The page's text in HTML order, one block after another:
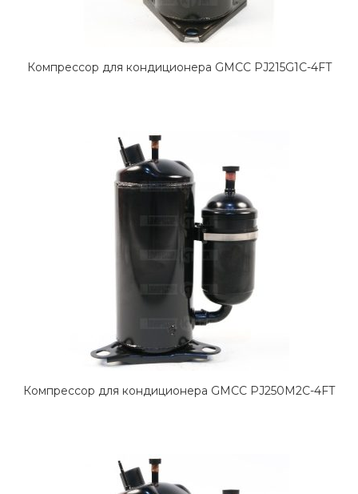
Компрессор для кондиционера GMCC PJ215G1C-4FT
Компрессор для кондиционера GMCC PJ250M2C-4FT